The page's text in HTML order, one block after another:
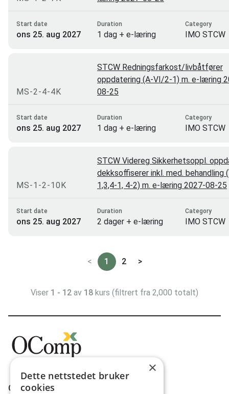
Start date
ons 25. aug 2027
Duration
1 dag + e-læring
Category
IMO STCW
MS-2-4-4K
Start date
ons 25. aug 2027
STCW Redningsfarkost/livbåtfører
oppdatering (A-VI/2-1) m. e-læring
08-25
Duration
1 dag + e-læring
Category
IMO STCW
MS-1-2-10K
Start date
ons 25. aug 2027
STCW Videreg Sikkerhetsoppl.
dekksoffiserer inkl. med. behandling
1,3,4-1, 4-2) m. e-læring 2027-08-25
Duration
2 dager + e-læring
Category
IMO STCW
< 1 2 >
Viser 1 - 12 av 18 kurs (filtrert fra 2,000 totalt)
OComp AS
×
Dette nettstedet bruker
cookies